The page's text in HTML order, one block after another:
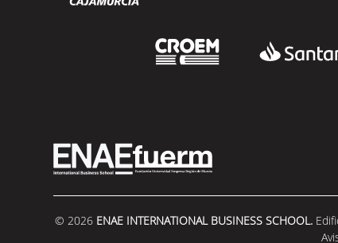
© 2026 ENAE INTERNATIONAL BUSINESS SCHOOL.